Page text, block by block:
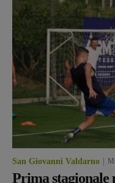
San Giovanni Valdarno
Prima stagionale